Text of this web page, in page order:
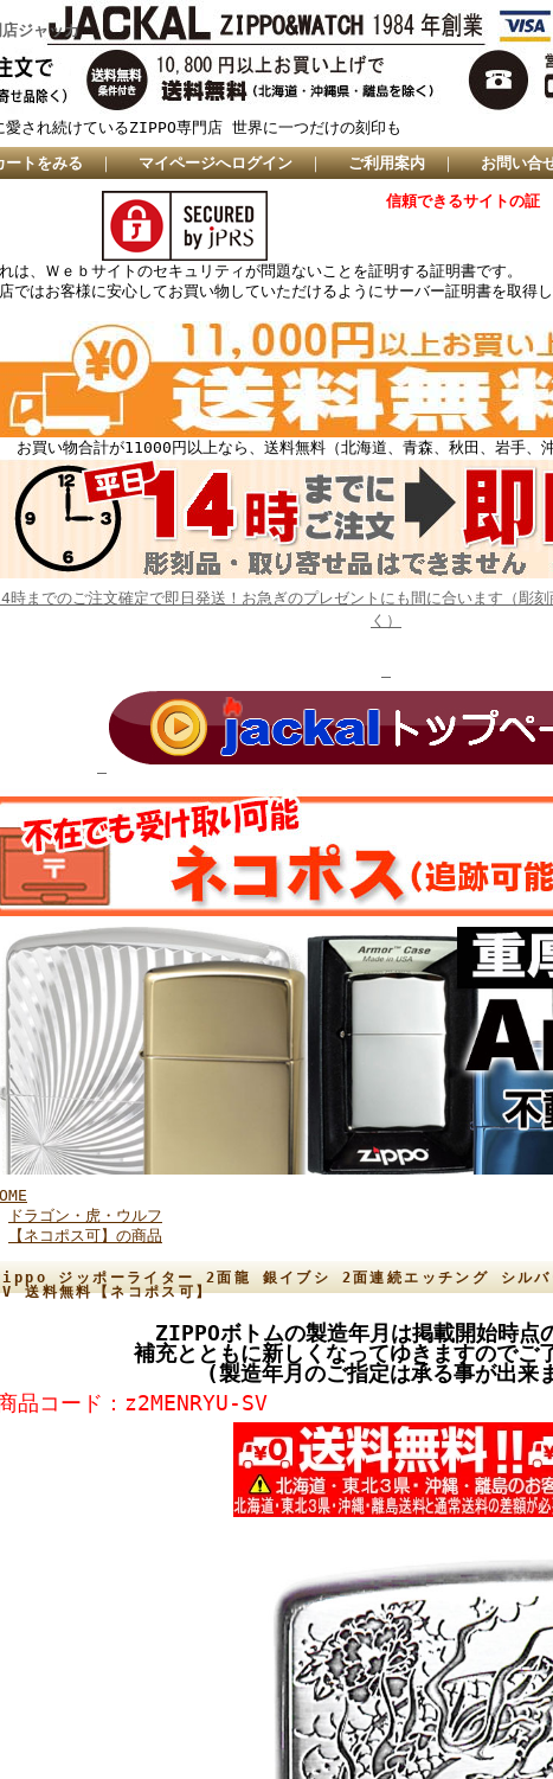
ジャッカ
され続けているZIPPO専門店 世界に一つだけの刻印も
ートをみる ｜ マイページへログイン ｜ ご利用案内 ｜ お問い合
信頼できるサイトの証
は、Ｗｅｂサイトのセキュリティが問題ないことを証明する証明書です。
ではお客様に安心してお買い物していただけるようにサーバー証明書を取得し
お買い物合計が11000円以上なら、送料無料（北海道、青森、秋田、岩手、
時までのご注文確定で即日発送！お急ぎのプレゼントにも間に合います（彫
く）
ドラゴン・虎・ウルフ
【ネコポス可】の商品
ジッポーライター 2面龍 銀イブシ 2面連続エッチング シル
送料無料【ネコポス可】
ZIPPOボトムの製造年月は掲載開始時点
補充とともに新しくなってゆきますのでご
(製造年月のご指定は承る事が出来
品コード：z2MENRYU-SV